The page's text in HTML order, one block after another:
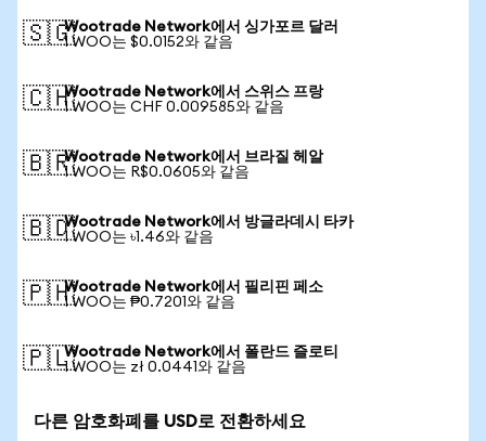
🇸🇬Wootrade Network에서 싱가포르 달러
1 WOO는 $0.0152와 같음
🇨🇭Wootrade Network에서 스위스 프랑
1 WOO는 CHF 0.009585와 같음
🇧🇷Wootrade Network에서 브라질 헤알
1 WOO는 R$0.0605와 같음
🇧🇩Wootrade Network에서 방글라데시 타카
1 WOO는 ৳1.46와 같음
🇵🇭Wootrade Network에서 필리핀 페소
1 WOO는 ₱0.7201와 같음
🇵🇱Wootrade Network에서 폴란드 즐로티
1 WOO는 zł 0.0441와 같음
다른 암호화폐를 USD로 전환하세요